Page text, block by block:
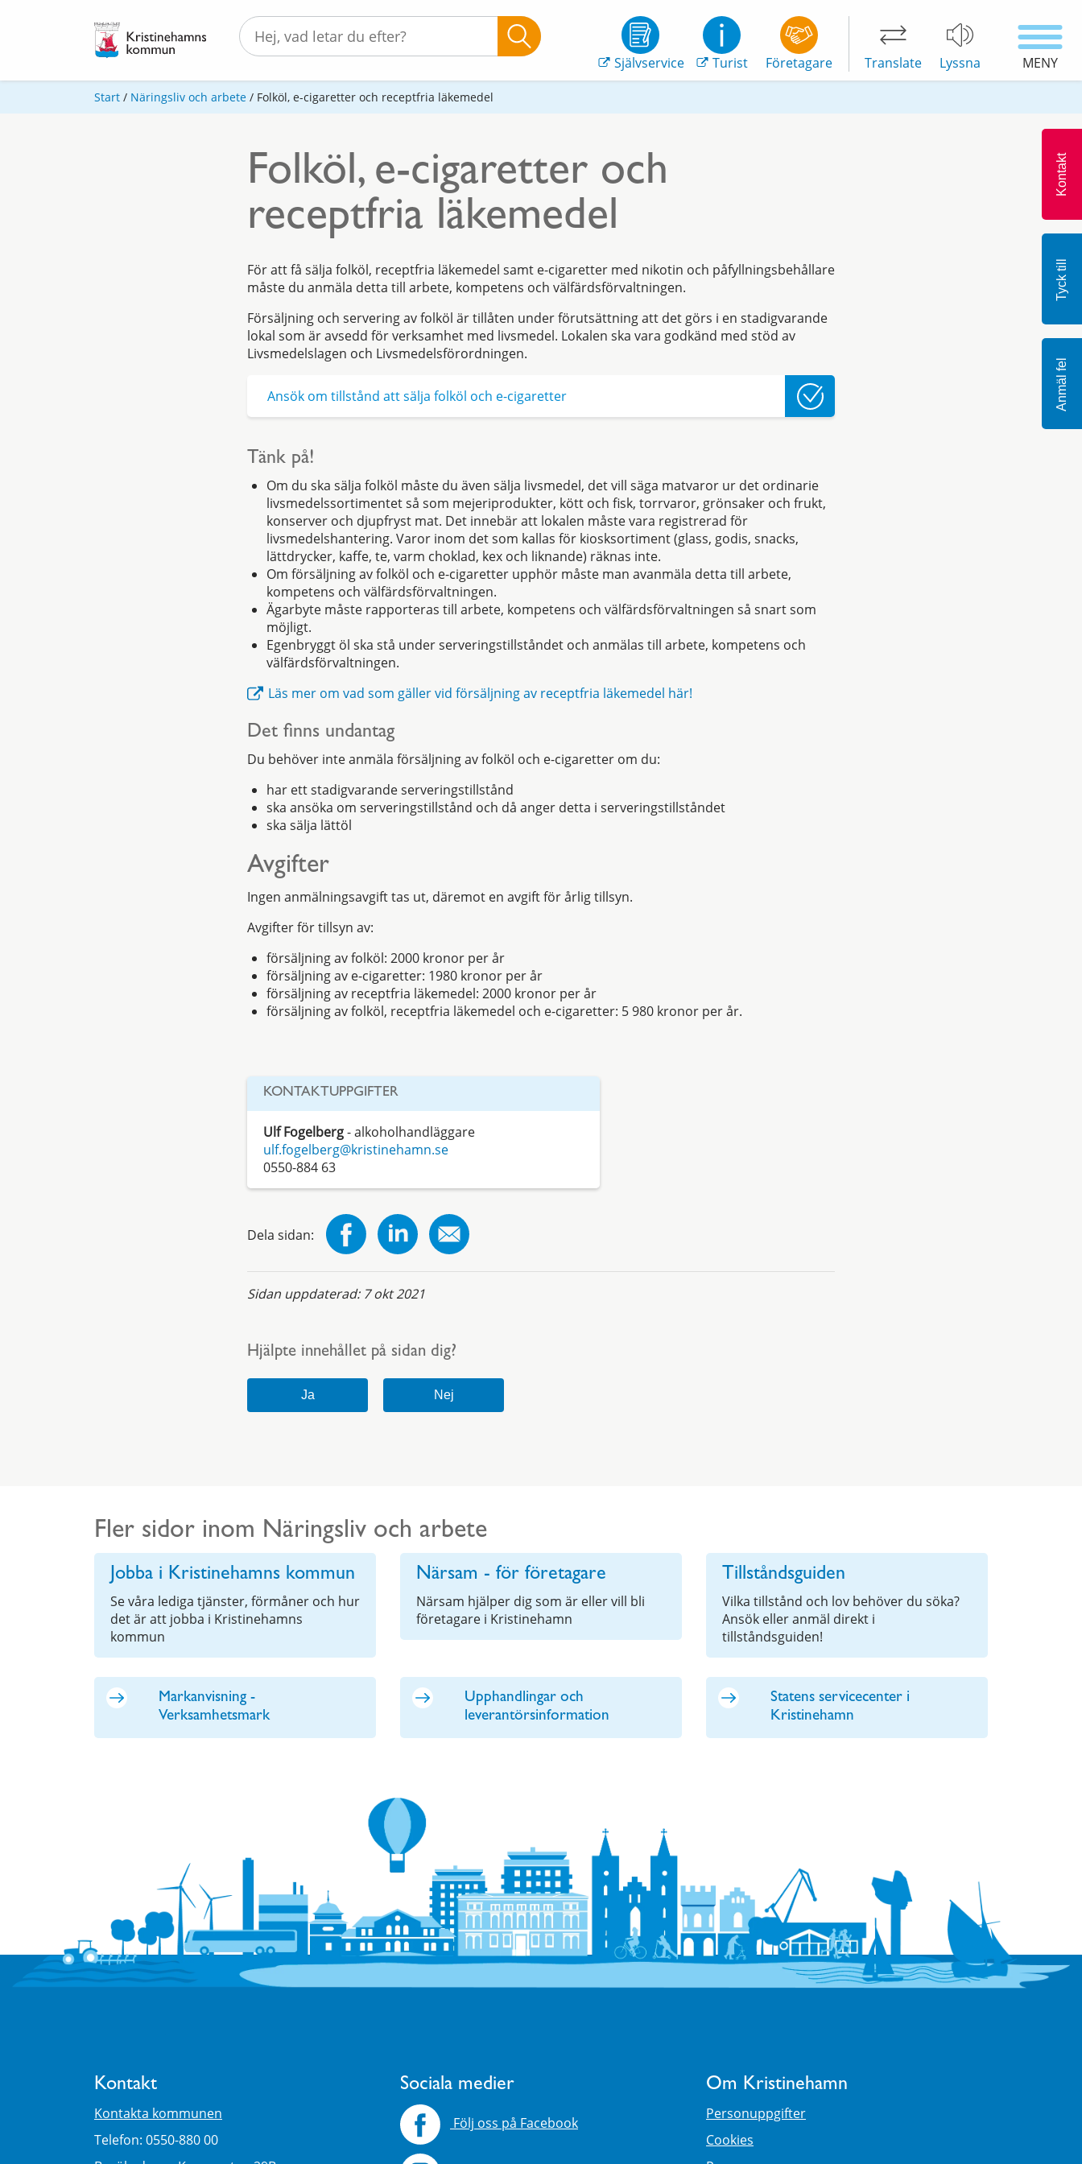
Självservice Turist Företagare Translate Lyssna MENY
Kontakt
Tyck till
Anmäl fel
Start / Näringsliv och arbete / Folköl, e-cigaretter och receptfria läkemedel
Folköl, e-cigaretter och
receptfria läkemedel
För att få sälja folköl, receptfria läkemedel samt e-cigaretter med nikotin och påfyllningsbehållare
måste du anmäla detta till arbete, kompetens och välfärdsförvaltningen.
Försäljning och servering av folköl är tillåten under förutsättning att det görs i en stadigvarande
lokal som är avsedd för verksamhet med livsmedel. Lokalen ska vara godkänd med stöd av
Livsmedelslagen och Livsmedelsförordningen.
Ansök om tillstånd att sälja folköl och e-cigaretter
Tänk på!
Om du ska sälja folköl måste du även sälja livsmedel, det vill säga matvaror ur det ordinarie
livsmedelssortimentet så som mejeriprodukter, kött och fisk, torrvaror, grönsaker och frukt,
konserver och djupfryst mat. Det innebär att lokalen måste vara registrerad för
livsmedelshantering. Varor inom det som kallas för kiosksortiment (glass, godis, snacks,
lättdrycker, kaffe, te, varm choklad, kex och liknande) räknas inte.
Om försäljning av folköl och e-cigaretter upphör måste man avanmäla detta till arbete,
kompetens och välfärdsförvaltningen.
Ägarbyte måste rapporteras till arbete, kompetens och välfärdsförvaltningen så snart som
möjligt.
Egenbryggt öl ska stå under serveringstillståndet och anmälas till arbete, kompetens och
välfärdsförvaltningen.
Läs mer om vad som gäller vid försäljning av receptfria läkemedel här!
Det finns undantag
Du behöver inte anmäla försäljning av folköl och e-cigaretter om du:
har ett stadigvarande serveringstillstånd
ska ansöka om serveringstillstånd och då anger detta i serveringstillståndet
ska sälja lättöl
Avgifter
Ingen anmälningsavgift tas ut, däremot en avgift för årlig tillsyn.
Avgifter för tillsyn av:
försäljning av folköl: 2000 kronor per år
försäljning av e-cigaretter: 1980 kronor per år
försäljning av receptfria läkemedel: 2000 kronor per år
försäljning av folköl, receptfria läkemedel och e-cigaretter: 5 980 kronor per år.
KONTAKTUPPGIFTER
Ulf Fogelberg- alkoholhandläggare
ulf.fogelberg@kristinehamn.se
0550-884 63
Dela sidan:
Sidan uppdaterad: 7 okt 2021
Hjälpte innehållet på sidan dig?
Fler sidor inom Näringsliv och arbete
Jobba i Kristinehamns kommun
Se våra lediga tjänster, förmåner och hur
det är att jobba i Kristinehamns
kommun
Närsam - för företagare
Närsam hjälper dig som är eller vill bli
företagare i Kristinehamn
Tillståndsguiden
Vilka tillstånd och lov behöver du söka?
Ansök eller anmäl direkt i
tillståndsguiden!
Markanvisning -
Verksamhetsmark
Upphandlingar och
leverantörsinformation
Statens servicecenter i
Kristinehamn
Kontakt
Kontakta kommunen
Telefon: 0550-880 00
Sociala medier
Följ oss på Facebook
Om Kristinehamn
Personuppgifter
Cookies